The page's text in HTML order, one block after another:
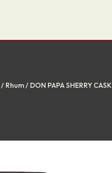
/ Rhum/ DON PAPA SHERRY CASK